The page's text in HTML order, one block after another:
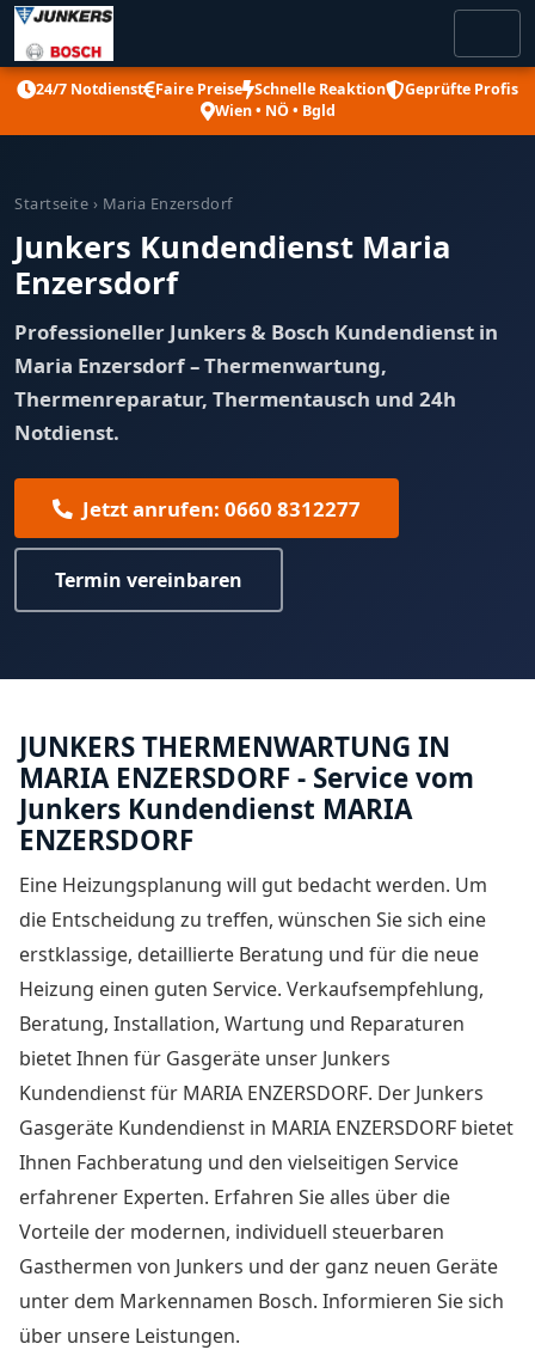
24/7 Notdienst Faire Preise Schnelle Reaktion
Geprüfte Profis
Wien • NÖ • Bgld
Startseite › Maria Enzersdorf
Junkers Kundendienst Maria
Enzersdorf
Professioneller Junkers & Bosch Kundendienst in
Maria Enzersdorf – Thermenwartung,
Thermenreparatur, Thermentausch und 24h
Notdienst.
Jetzt anrufen: 0660 8312277
Termin vereinbaren
JUNKERS THERMENWARTUNG IN
MARIA ENZERSDORF - Service vom
Junkers Kundendienst MARIA
ENZERSDORF
Eine Heizungsplanung will gut bedacht werden. Um
die Entscheidung zu treffen, wünschen Sie sich eine
erstklassige, detaillierte Beratung und für die neue
Heizung einen guten Service. Verkaufsempfehlung,
Beratung, Installation, Wartung und Reparaturen
bietet Ihnen für Gasgeräte unser Junkers
Kundendienst für MARIA ENZERSDORF. Der Junkers
Gasgeräte Kundendienst in MARIA ENZERSDORF bietet
Ihnen Fachberatung und den vielseitigen Service
erfahrener Experten. Erfahren Sie alles über die
Vorteile der modernen, individuell steuerbaren
Gasthermen von Junkers und der ganz neuen Geräte
unter dem Markennamen Bosch. Informieren Sie sich
über unsere Leistungen.